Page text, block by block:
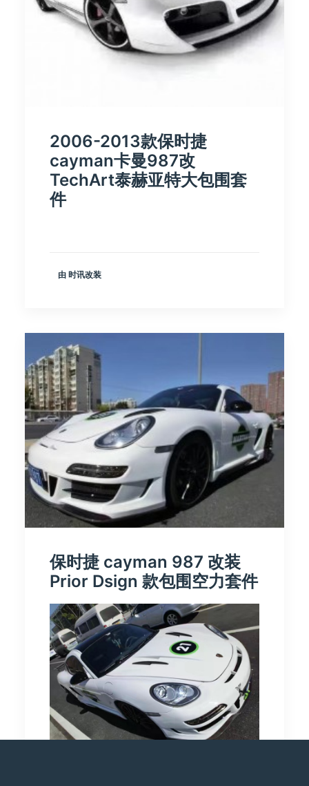
2006-2013款保时捷
cayman卡曼987改
TechArt泰赫亚特大包围套
件
由 时讯改装
保时捷 cayman 987 改装
Prior Dsign 款包围空力套件